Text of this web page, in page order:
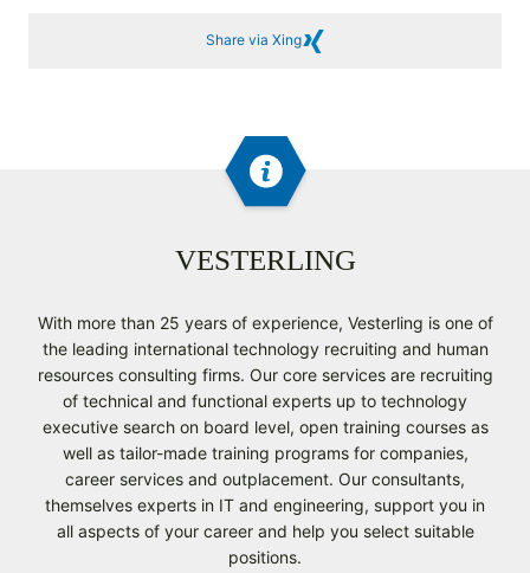
Share via Xing
VESTERLING
With more than 25 years of experience, Vesterling is one of
the leading international technology recruiting and human
resources consulting firms. Our core services are recruiting
of technical and functional experts up to technology
executive search on board level, open training courses as
well as tailor-made training programs for companies,
career services and outplacement. Our consultants,
themselves experts in IT and engineering, support you in
all aspects of your career and help you select suitable
positions.